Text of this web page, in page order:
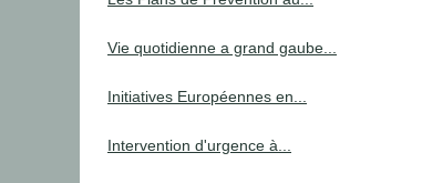
Vie quotidienne a grand gaube...
Initiatives Européennes en...
Intervention d'urgence à...